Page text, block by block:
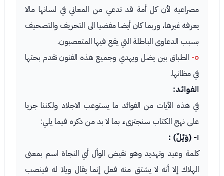
مصراعيه لأن كل أمة قد تدعي من المعاني في لسانها مالا
يعرفه غيرها، وربما كان أيضا مفضيا الى التحريف والتصحيف
بسبب الدعاوى الباطلة التي يقع فيها المتعصبون.
٥- الطباق بين يضل ويهدي وجميع هذه الفنون تقدم بحثها
في مظانها.
الفوائد:
في هذه الآيات من الفوائد ما يستوعب الاجلاد ولكننا جريا
على نهج الكتاب سنجتزىء بما لا بد من ذكره فيما يلي:
١- (وَيْلٌ) :
كلمة وعيد وتهديد وهو نقيض الوأل أي النجاة اسم بمعنى
الهلاك إلا أنه لا يشتق منه فعل إنما يقال ويلا له فينصب